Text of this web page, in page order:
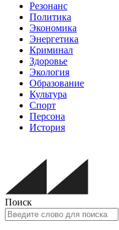
Резонанс
Политика
Экономика
Энергетика
Криминал
Здоровье
Экология
Образование
Культура
Спорт
Персона
История
Поиск